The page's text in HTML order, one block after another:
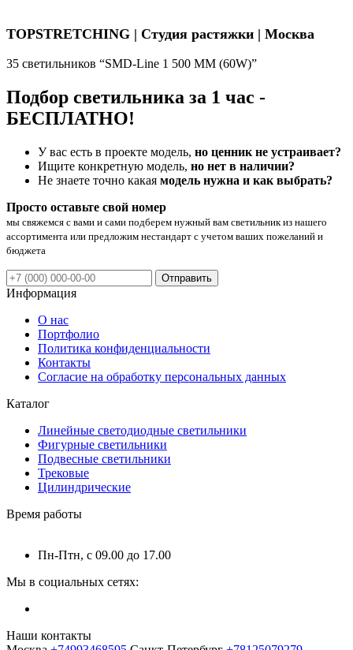
TOPSTRETCHING | Студия растяжки | Москва
35 светильников “SMD-Line 1 500 ММ (60W)”
Подбор светильника за 1 час -
БЕСПЛАТНО!
У вас есть в проекте модель, но ценник не устраивает?
Ищите конкретную модель, но нет в наличии?
Не знаете точно какая модель нужна и как выбрать?
Просто оставьте свой номер
мы свяжемся с вами и сами подберем нужный вам светильник из нашего
ассортимента или предложим нестандарт с учетом ваших пожеланий и
бюджета
Отправить
Информация
О нас
Портфолио
Политика конфиденциальности
Контакты
Согласие на обработку персональных данных
Каталог
Линейные светодиодные светильники
Фигурные светильники
Подвесные светильники
Трековые
Цилиндрические
Время работы
Пн-Птн, с 09.00 до 17.00
Мы в социальных сетях:
Наши контакты